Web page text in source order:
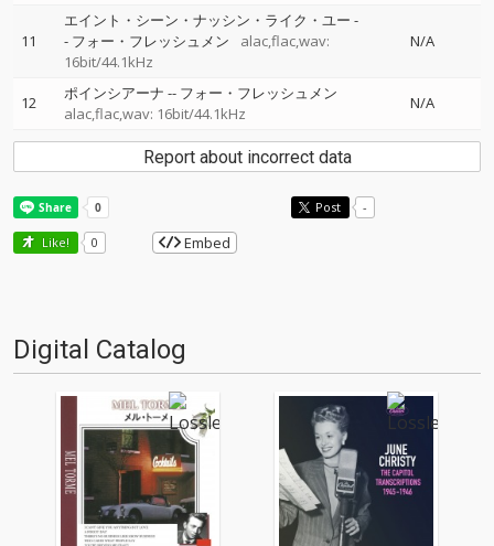
11
エイント・シーン・ナッシン・ライク・ユー -
- フォー・フレッシュメン
alac,flac,wav:
16bit/44.1kHz
N/A
12 ポインシアーナ -- フォー・フレッシュメン
alac,flac,wav: 16bit/44.1kHz
N/A
Report about incorrect data
Post -
Like! 0 Embed
Digital Catalog